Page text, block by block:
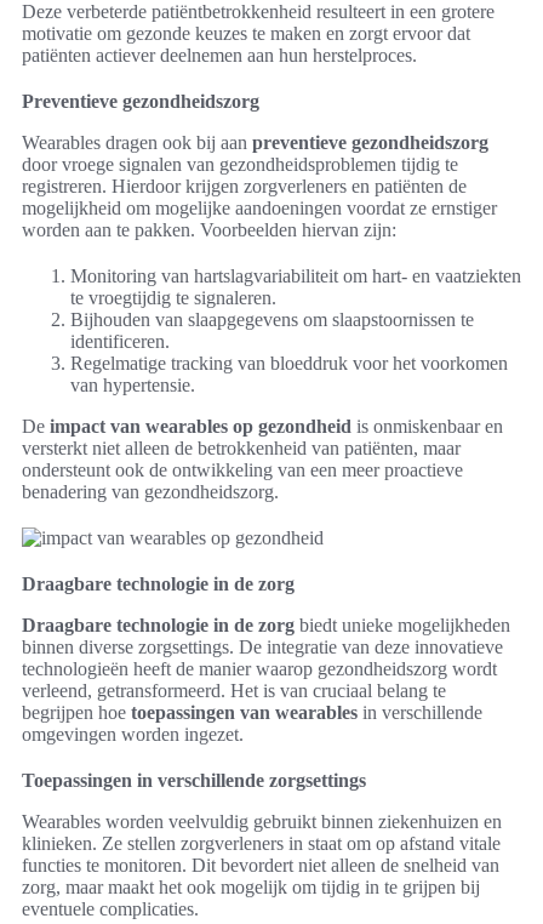
Deze verbeterde patiëntbetrokkenheid resulteert in een grotere
motivatie om gezonde keuzes te maken en zorgt ervoor dat
patiënten actiever deelnemen aan hun herstelproces.
Preventieve gezondheidszorg
Wearables dragen ook bij aan preventieve gezondheidszorg
door vroege signalen van gezondheidsproblemen tijdig te
registreren. Hierdoor krijgen zorgverleners en patiënten de
mogelijkheid om mogelijke aandoeningen voordat ze ernstiger
worden aan te pakken. Voorbeelden hiervan zijn:
Monitoring van hartslagvariabiliteit om hart- en vaatziekten
te vroegtijdig te signaleren.
Bijhouden van slaapgegevens om slaapstoornissen te
identificeren.
Regelmatige tracking van bloeddruk voor het voorkomen
van hypertensie.
De impact van wearables op gezondheid is onmiskenbaar en
versterkt niet alleen de betrokkenheid van patiënten, maar
ondersteunt ook de ontwikkeling van een meer proactieve
benadering van gezondheidszorg.
Draagbare technologie in de zorg
Draagbare technologie in de zorg biedt unieke mogelijkheden
binnen diverse zorgsettings. De integratie van deze innovatieve
technologieën heeft de manier waarop gezondheidszorg wordt
verleend, getransformeerd. Het is van cruciaal belang te
begrijpen hoe toepassingen van wearables in verschillende
omgevingen worden ingezet.
Toepassingen in verschillende zorgsettings
Wearables worden veelvuldig gebruikt binnen ziekenhuizen en
klinieken. Ze stellen zorgverleners in staat om op afstand vitale
functies te monitoren. Dit bevordert niet alleen de snelheid van
zorg, maar maakt het ook mogelijk om tijdig in te grijpen bij
eventuele complicaties.